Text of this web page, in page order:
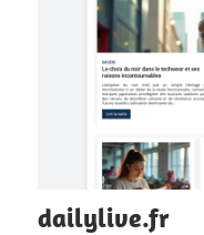
dailylive.fr